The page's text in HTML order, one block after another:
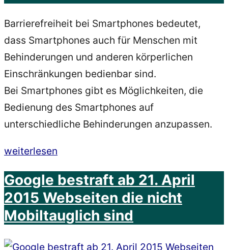
Barrierefreiheit bei Smartphones bedeutet,
dass Smartphones auch für Menschen mit
Behinderungen und anderen körperlichen
Einschränkungen bedienbar sind.
Bei Smartphones gibt es Möglichkeiten, die
Bedienung des Smartphones auf
unterschiedliche Behinderungen anzupassen.
„Samsung
A53
5G
–
weiterlesen
Google bestraft ab 21. April
2015 Webseiten die nicht
Mobiltauglich sind